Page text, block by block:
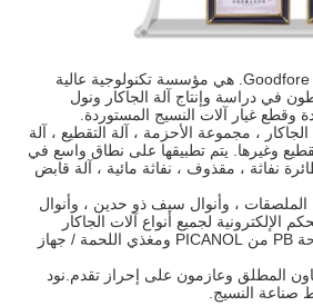
Goodfore Tex Machinery Co.، Ltd. هي مؤسسة تكنولوجية عالية
في دراسة وإنتاج آلة الجاكار ونول
وقطع غيار آلات النسيج المستوردة.
، مجموعة الأحزمة ، آلة التقطيع ، آلة
وغيرها. يتم تطبيقها على نطاق واسع في
نفاثة ، مقذوف ، نفاثة مائية ، آلة قابض
الملصقات ، وأنوال سيف ذو حدين ، وأنوال
الإلكترونية لجميع أنواع آلات الجاكار
وأنوال النسيج ، وتعديل لوحة PB من PICANOL ومغذي اللحمة / جهاز
المطلق وعازمون على إحراز تقدم.نود
النسيج.